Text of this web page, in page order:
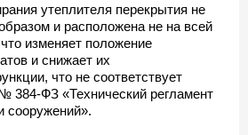
утеплителя перекрытия не
и расположена не на всей
изменяет положение
и снижает их
что не соответствует
384-ФЗ «Технический регламент
сооружений».